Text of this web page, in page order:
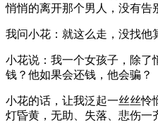
悄悄的离开那个男人，没有告
我问小花：就这么走，没找他
小花说：我一个女孩子，除了
钱？他如果会还钱，他会骗？
小花的话，让我泛起一丝丝怜
灯昏黄，无助、失落、悲伤一